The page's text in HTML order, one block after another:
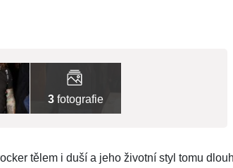
3 fotografie
tělem i duší a jeho životní styl tomu